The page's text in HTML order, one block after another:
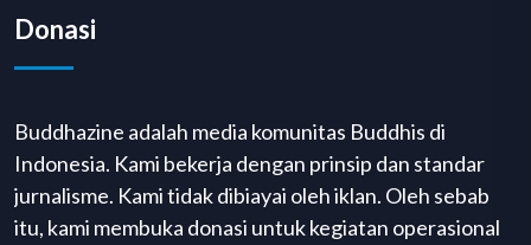
Donasi
Buddhazine adalah media komunitas Buddhis di
Indonesia. Kami bekerja dengan prinsip dan standar
jurnalisme. Kami tidak dibiayai oleh iklan. Oleh sebab
itu, kami membuka donasi untuk kegiatan operasional